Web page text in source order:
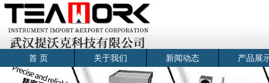
首 页 关于我们 新闻动态 产品展